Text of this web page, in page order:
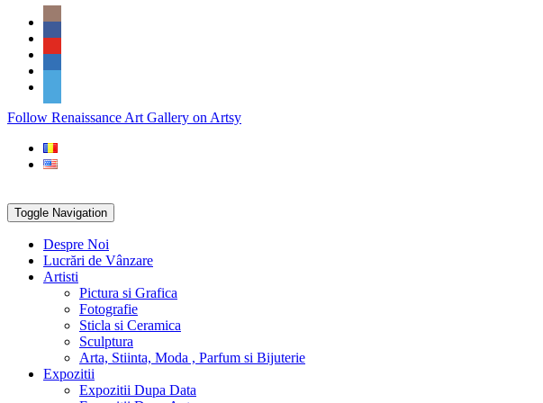
Skip
content
Social
Icons
PARTENER
Follow Renaissance Art Gallery on Artsy
Toggle Navigation
Despre Noi
Lucrări de Vânzare
Artisti
Pictura si Grafica
Fotografie
Sticla si Ceramica
Sculptura
Arta, Stiinta, Moda , Parfum si Bijuterie
Expozitii
Expozitii Dupa Data